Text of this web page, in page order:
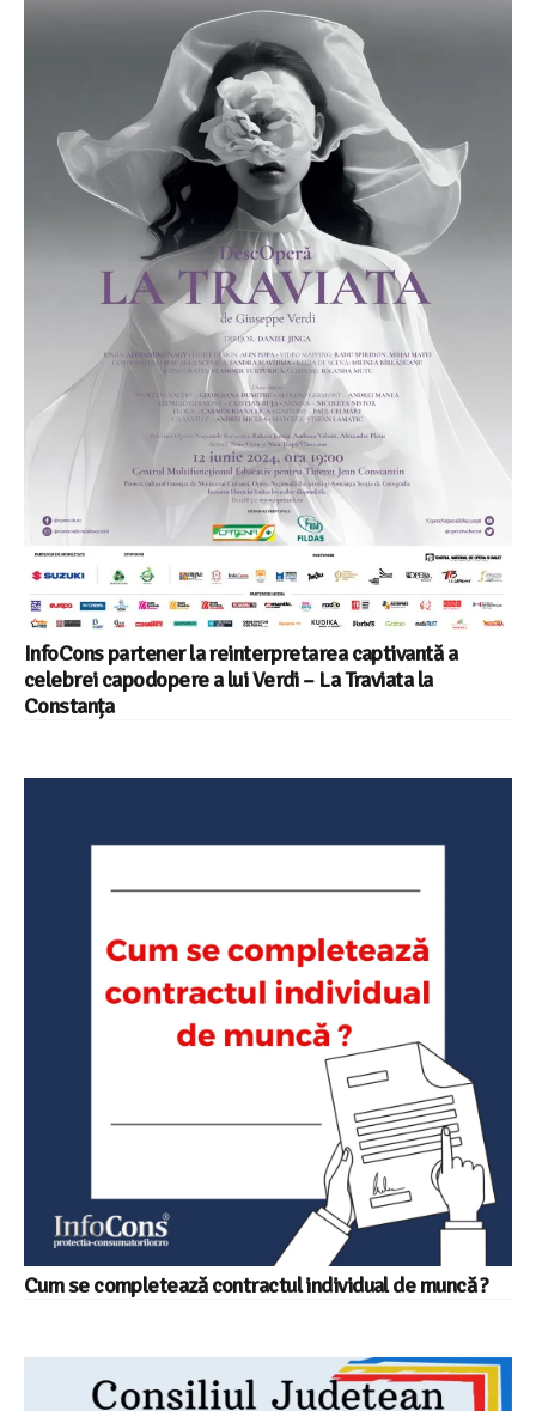
InfoCons partener la reinterpretarea captivantă a
celebrei capodopere a lui Verdi – La Traviata la
Constanța
Cum se completează contractul individual de muncă ?